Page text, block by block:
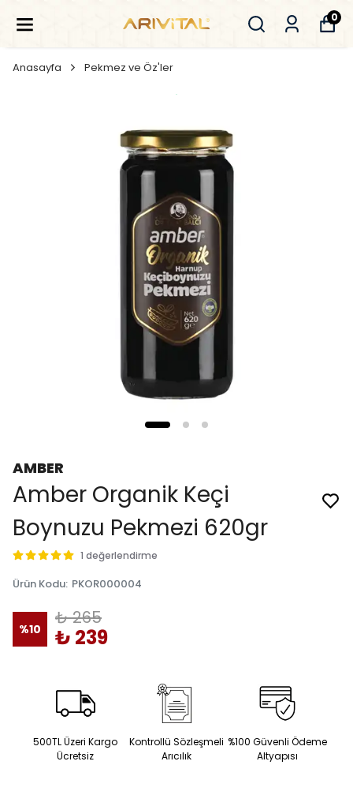
0
Anasayfa Pekmez ve Öz'ler
AMBER
Amber Organik Keçi
Boynuzu Pekmezi 620gr
1 değerlendirme
Ürün Kodu: PKOR000004
%10
₺ 265
₺ 239
500TL Üzeri Kargo
Ücretsiz
Kontrollü Sözleşmeli
Arıcılık
%100 Güvenli Ödeme
Altyapısı